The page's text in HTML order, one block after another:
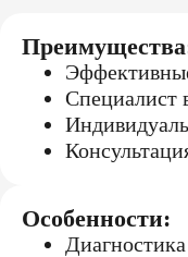
Специалист
Особенности: